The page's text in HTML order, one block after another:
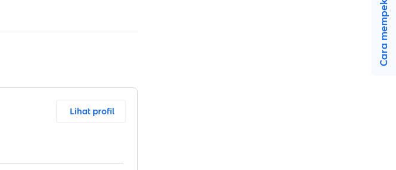
Lihat profil